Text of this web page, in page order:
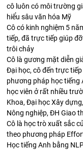
cô luôn có môi trường
hiểu sâu văn hóa Mỹ
Cô có kinh nghiệm 5
tiếp, đã trực tiếp giúp
trôi chảy
Cô là gương mặt diễn
Đại học, cô đến trực
phương pháp học tiếng
học viên ở rất nhiều
Khoa, Đại học Xây
Nông nghiệp, ĐH Giao
Cô là học trò xuất sắc
theo phương pháp
Học tiếng Anh bằng